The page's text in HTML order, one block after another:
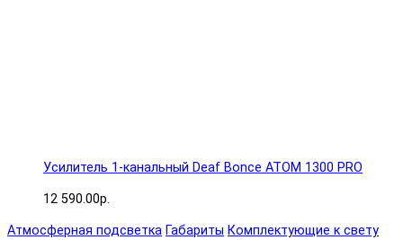
Усилитель 1-канальный Deaf Bonce ATOM 1300 PRO
12 590.00р.
Атмосферная подсветка Габариты Комплектующие к свету